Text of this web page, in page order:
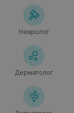
Невролог
Дерматолог